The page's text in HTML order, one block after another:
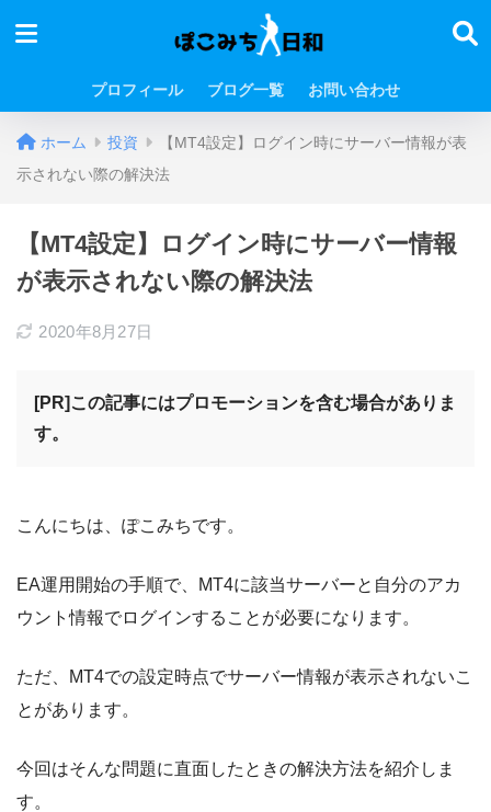
プロフィール ブログ一覧 お問い合わせ
ホーム 投資
【MT4設定】ログイン時にサーバー情報が表
示されない際の解決法
【MT4設定】ログイン時にサーバー情報
が表示されない際の解決法
2020年8月27日
[PR]この記事にはプロモーションを含む場合がありま
す。
こんにちは、ぽこみちです。
EA運用開始の手順で、MT4に該当サーバーと自分のアカ
ウント情報でログインすることが必要になります。
ただ、MT4での設定時点でサーバー情報が表示されないこ
とがあります。
今回はそんな問題に直面したときの解決方法を紹介しま
す。